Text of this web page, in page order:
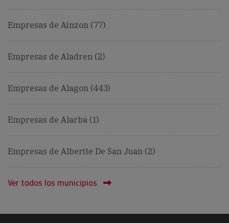
Empresas de Ainzon (77)
Empresas de Aladren (2)
Empresas de Alagon (443)
Empresas de Alarba (1)
Empresas de Alberite De San Juan (2)
Ver todos los municipios